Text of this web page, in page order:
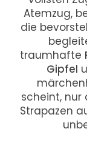
Atemzug,
die
traumhafte
Gipfel
scheint, nur
Strapazen